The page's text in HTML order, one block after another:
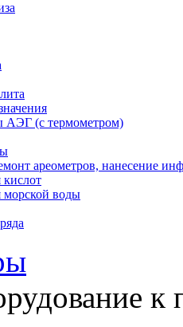
АЭГ (с термометром)
ареометров, нанесение
морской воды
к